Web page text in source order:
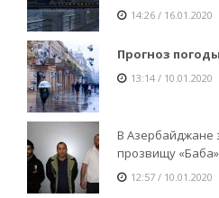
14:26 / 16.01.2020
Прогноз
13:14 / 10.01.2020
В Азербайджане
прозвищу «Баба»
12:57 / 10.01.2020